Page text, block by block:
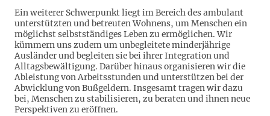
Ein weiterer Schwerpunkt liegt im Bereich des ambulant
unterstützten und betreuten Wohnens, um Menschen ein
möglichst selbstständiges Leben zu ermöglichen. Wir
kümmern uns zudem um unbegleitete minderjährige
Ausländer und begleiten sie bei ihrer Integration und
Alltagsbewältigung. Darüber hinaus organisieren wir die
Ableistung von Arbeitsstunden und unterstützen bei der
Abwicklung von Bußgeldern. Insgesamt tragen wir dazu
bei, Menschen zu stabilisieren, zu beraten und ihnen neue
Perspektiven zu eröffnen.